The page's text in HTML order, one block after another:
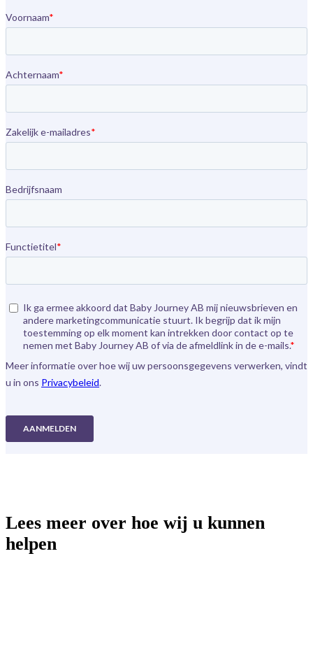
Lees meer over hoe wij u kunnen
helpen